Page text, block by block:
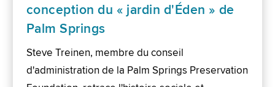
conception du « jardin d'Éden » de
Palm Springs
Steve Treinen, membre du conseil
d'administration de la Palm Springs Preservation